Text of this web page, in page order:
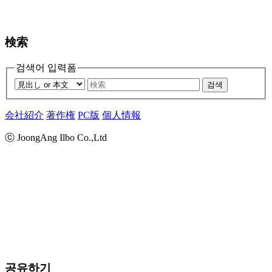
検索
검색어 입력폼
검색
会社紹介 著作権 PC版 個人情報
ⓒ JoongAng Ilbo Co.,Ltd
공유하기